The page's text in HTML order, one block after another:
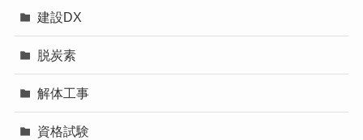
建設DX
脱炭素
解体工事
資格試験